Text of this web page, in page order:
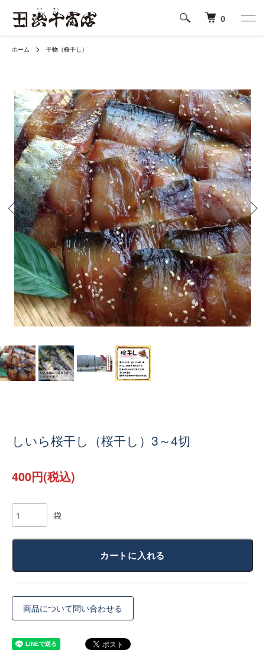
0
ホーム 干物（桜干し）
しいら桜干し（桜干し）3～4切
400円(税込)
袋
カートに入れる
商品について問い合わせる